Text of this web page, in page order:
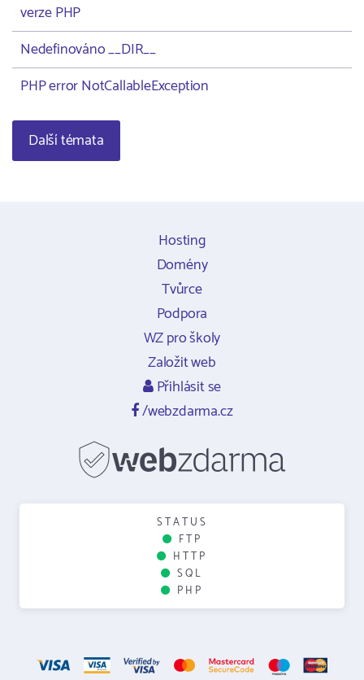
verze PHP
Nedefinováno __DIR__
PHP error NotCallableException
Další témata
Hosting
Domény
Tvůrce
Podpora
WZ pro školy
Založit web
Přihlásit se
/webzdarma.cz
STATUS
FTP
HTTP
SQL
PHP